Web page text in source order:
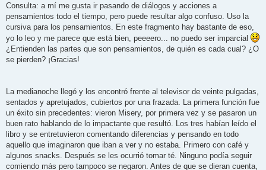
n
a
j
Consulta: a mí me gusta ir pasando de diálogos y acciones a
pensamientos todo el tiempo, pero puede resultar algo confuso. Uso la
cursiva para los pensamientos. En este fragmento hay bastante de eso,
yo lo leo y me parece que está bien, peeeero... no puedo ser imparcial
¿Entienden las partes que son pensamientos, de quién es cada cual? ¿O
se pierden? ¡Gracias!
La medianoche llegó y los encontró frente al televisor de veinte pulgadas,
sentados y apretujados, cubiertos por una frazada. La primera función fue
un éxito sin precedentes: vieron Misery, por primera vez y se pasaron un
buen rato hablando de lo impactante que resultó. Los tres habían leído el
libro y se entretuvieron comentando diferencias y pensando en todo
aquello que imaginaron que iban a ver y no estaba. Primero con café y
algunos snacks. Después se les ocurrió tomar té. Ninguno podía seguir
comiendo más pero tampoco se negaron. Antes de que se dieran cuenta,